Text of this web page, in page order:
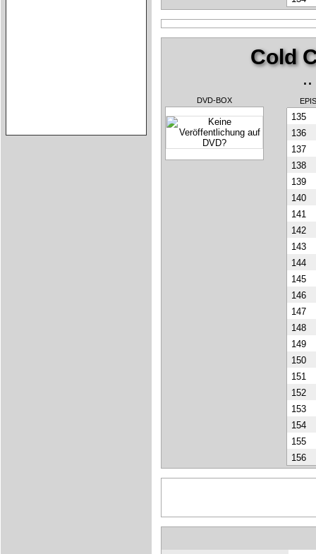
Cold
DVD-BOX
135
136
137
138
139
140
141
142
143
144
145
146
147
148
149
150
151
152
153
154
155
156